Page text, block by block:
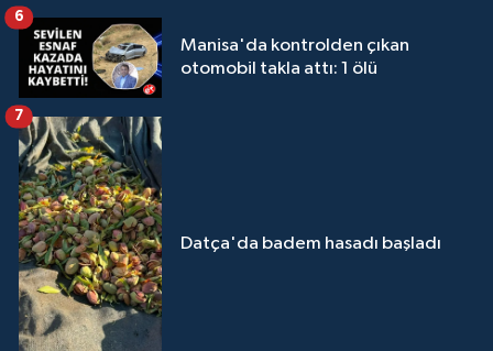
Manisa'da kontrolden çıkan
otomobil takla attı: 1 ölü
6
Datça'da badem hasadı başladı
7